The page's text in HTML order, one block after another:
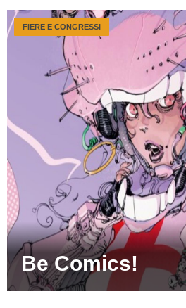
Be Comics!
FIERE E CONGRESSI